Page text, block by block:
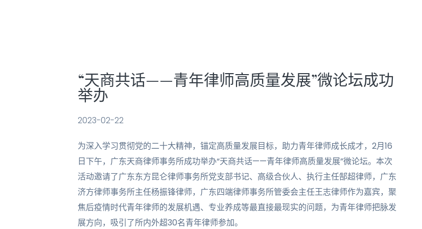
“天商共话——青年律师高质量发展”微论坛成功
举办
2023-02-22
为深入学习贯彻党的二十大精神，锚定高质量发展目标，助力青年律师成长成才，2月16
日下午，广东天商律师事务所成功举办“天商共话——青年律师高质量发展”微论坛。本次
活动邀请了广东东方昆仑律师事务所党支部书记、高级合伙人、执行主任郜超律师，广东
济方律师事务所主任杨振锋律师，广东四端律师事务所管委会主任王志律师作为嘉宾，聚
焦后疫情时代青年律师的发展机遇、专业养成等最直接最现实的问题，为青年律师把脉发
展方向，吸引了所内外超30名青年律师参加。